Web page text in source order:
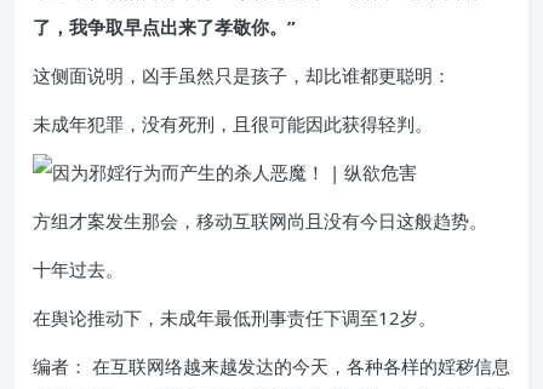
了，我争取早点出来了孝敬你。”
这侧面说明，凶手虽然只是孩子，却比谁都更聪明：
未成年犯罪，没有死刑，且很可能因此获得轻判。
方组才案发生那会，移动互联网尚且没有今日这般趋势。
十年过去。
在舆论推动下，未成年最低刑事责任下调至12岁。
编者： 在互联网络越来越发达的今天，各种各样的婬秽信息